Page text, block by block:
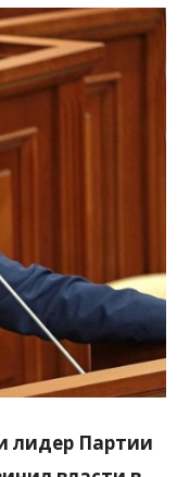
лидер Партии